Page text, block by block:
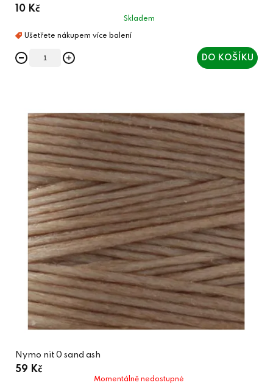
10 Kč
Skladem
DO KOŠÍKU
Nymo nit 0 sand ash
59 Kč
Momentálně nedostupné